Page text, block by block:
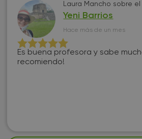
Laura Mancho sobre el
Yeni Barrios
Hace más de un mes
Es buena profesora y sabe
recomiendo!